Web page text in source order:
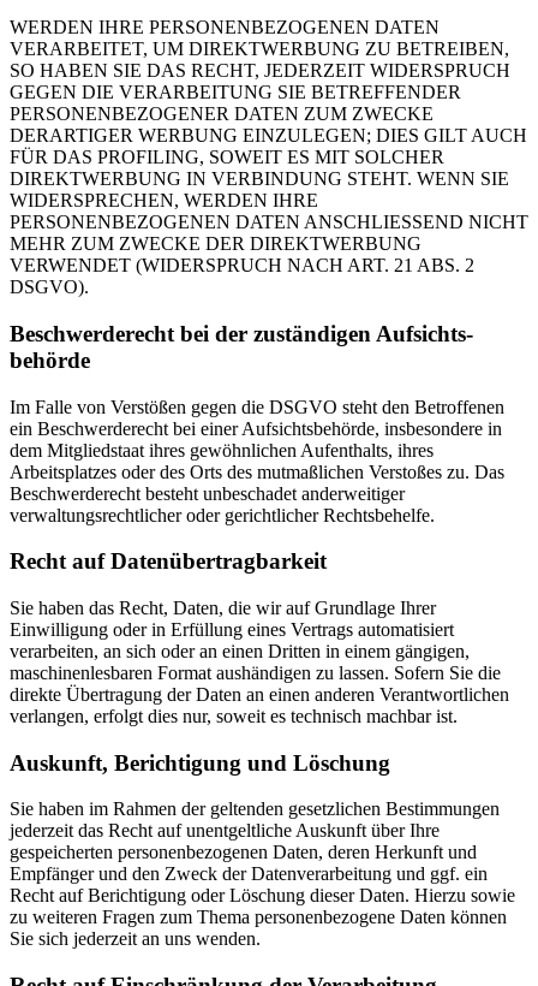
WERDEN IHRE PERSONENBEZOGENEN DATEN
VERARBEITET, UM DIREKTWERBUNG ZU BETREIBEN,
SO HABEN SIE DAS RECHT, JEDERZEIT WIDERSPRUCH
GEGEN DIE VERARBEITUNG SIE BETREFFENDER
PERSONENBEZOGENER DATEN ZUM ZWECKE
DERARTIGER WERBUNG EINZULEGEN; DIES GILT AUCH
FÜR DAS PROFILING, SOWEIT ES MIT SOLCHER
DIREKTWERBUNG IN VERBINDUNG STEHT. WENN SIE
WIDERSPRECHEN, WERDEN IHRE
PERSONENBEZOGENEN DATEN ANSCHLIESSEND NICHT
MEHR ZUM ZWECKE DER DIREKTWERBUNG
VERWENDET (WIDERSPRUCH NACH ART. 21 ABS. 2
DSGVO).
Beschwerde­recht bei der zuständigen Aufsichts­
behörde
Im Falle von Verstößen gegen die DSGVO steht den Betroffenen
ein Beschwerderecht bei einer Aufsichtsbehörde, insbesondere in
dem Mitgliedstaat ihres gewöhnlichen Aufenthalts, ihres
Arbeitsplatzes oder des Orts des mutmaßlichen Verstoßes zu. Das
Beschwerderecht besteht unbeschadet anderweitiger
verwaltungsrechtlicher oder gerichtlicher Rechtsbehelfe.
Recht auf Daten­übertrag­barkeit
Sie haben das Recht, Daten, die wir auf Grundlage Ihrer
Einwilligung oder in Erfüllung eines Vertrags automatisiert
verarbeiten, an sich oder an einen Dritten in einem gängigen,
maschinenlesbaren Format aushändigen zu lassen. Sofern Sie die
direkte Übertragung der Daten an einen anderen Verantwortlichen
verlangen, erfolgt dies nur, soweit es technisch machbar ist.
Auskunft, Berichtigung und Löschung
Sie haben im Rahmen der geltenden gesetzlichen Bestimmungen
jederzeit das Recht auf unentgeltliche Auskunft über Ihre
gespeicherten personenbezogenen Daten, deren Herkunft und
Empfänger und den Zweck der Datenverarbeitung und ggf. ein
Recht auf Berichtigung oder Löschung dieser Daten. Hierzu sowie
zu weiteren Fragen zum Thema personenbezogene Daten können
Sie sich jederzeit an uns wenden.